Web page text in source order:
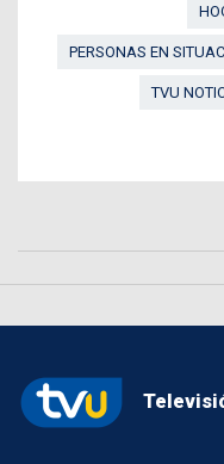
PERSONAS EN
TVU